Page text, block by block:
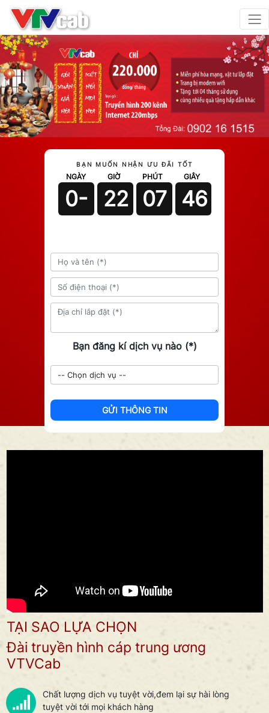
BẠN MUỐN NHẬN ƯU ĐÃI TỐT
NGÀY
0-
GIỜ
22
PHÚT
07
GIÂY
44
Bạn đăng kí dịch vụ nào (*)
GỬI THÔNG TIN
TẠI SAO LỰA CHỌN
Đài truyền hình cáp trung ương
VTVCab
Chất lượng dịch vụ tuyệt vời,đem lại sự hài lòng
tuyệt vời tới mọi khách hàng